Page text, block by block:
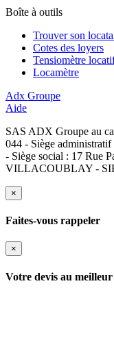
Boîte à outils
Trouver son
Cotes des loyers
Tensiomètre
Locamètre
Adx Groupe
Aide
SAS ADX Groupe au
044 - Siège
- Siège social : 17 Rue
VILLACOUBLAY -
×
Faites-vous rappeler
×
Votre devis au